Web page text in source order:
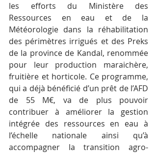
les efforts du Ministère des
Ressources en eau et de la
Météorologie dans la réhabilitation
des périmètres irrigués et des Preks
de la province de Kandal, renommée
pour leur production maraichère,
fruitière et horticole. Ce programme,
qui a déjà bénéficié d’un prêt de l’AFD
de 55 M€, va de plus pouvoir
contribuer à améliorer la gestion
intégrée des ressources en eau à
l’échelle nationale ainsi qu’à
accompagner la transition agro-